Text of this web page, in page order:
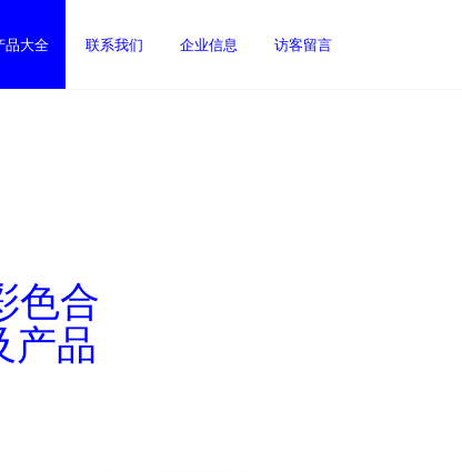
品大全 联系我们 企业信息 访客留言
色合
产品